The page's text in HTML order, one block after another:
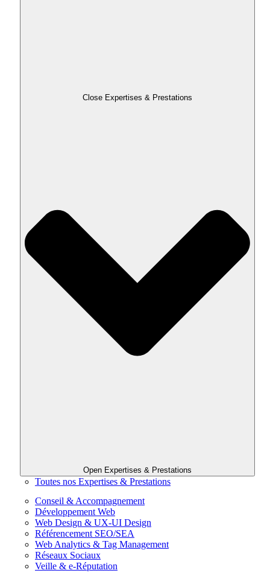
Close Expertises & Prestations
Open Expertises & Prestations
Toutes nos Expertises & Prestations
Conseil & Accompagnement
Développement Web
Web Design & UX-UI Design
Référencement SEO/SEA
Web Analytics & Tag Management
Réseaux Sociaux
Veille & e-Réputation